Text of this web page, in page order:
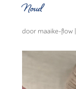
Noud
door maaike-flow |